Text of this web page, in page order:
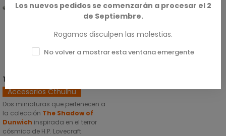
Tokens - Fuego (x2)
Accesorios Cthulhu
Dos miniaturas que pertenecen a
la colección The Shadow of
Dunwich inspirada en el terror
cósmico de H.P. Lovecraft.
Los nuevos pedidos se comenzarán a procesar el 2
de Septiembre.
Rogamos disculpen las molestias.
No volver a mostrar esta ventana emergente